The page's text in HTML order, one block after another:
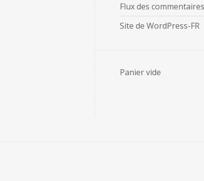
Flux des commentaires
Site de WordPress-FR
Panier vide